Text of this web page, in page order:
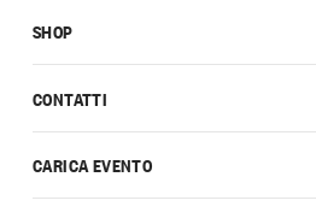
CONTATTI
CARICA EVENTO
SHOP